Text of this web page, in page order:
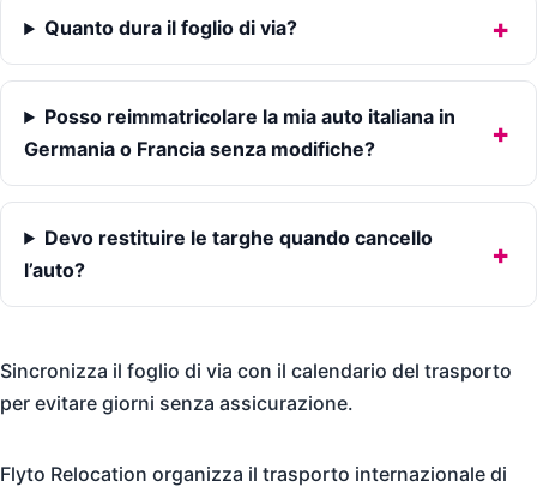
Quanto dura il foglio di via?
Posso reimmatricolare la mia auto italiana in
Germania o Francia senza modifiche?
Devo restituire le targhe quando cancello
l’auto?
Sincronizza il foglio di via con il calendario del trasporto
per evitare giorni senza assicurazione.
Flyto Relocation organizza il trasporto internazionale di